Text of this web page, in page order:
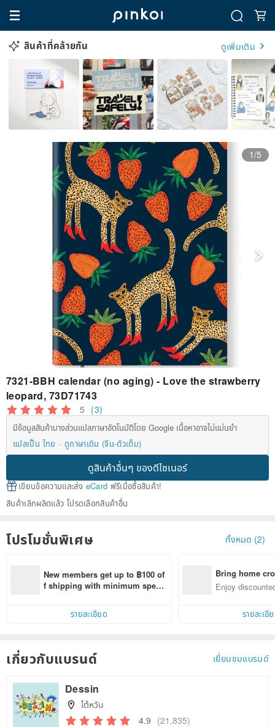
สินค้าที่คล้ายกัน ดูเพิ่มเติม
1/5
7321-BBH calendar (no aging) - Love the strawberry
leopard, 73D71743
5 (3)
มีข้อมูลสินค้าบางส่วนแปลภาษาอัตโนมัติโดย Google เนื้อหาอาจไม่แม่นยำ
แปลเป็น ไทย
ดูภาษาเดิม (จีน-ตัวเต็ม)
ดูสินค้าอื่นๆ ของดีไซเนอร์
เขียนข้อความและส่ง eCard ฟรีเมื่อซื้อสินค้า!
สินค้าเลิกผลิตแล้ว โปรดเลือกสินค้าอื่น
โปรโมชั่นพิเศษ ทั้งหมด (2)
New members get up to ฿100 of
f shipping with minimum spen
within 7 days!
รายละเอียด
Bring home
n with ease
Enjoy
รายละเอี
เกี่ยวกับแบรนด์ เยี่ยมชมแบรนด์
Dessin
ไต้หวัน
4.9 (21,835)